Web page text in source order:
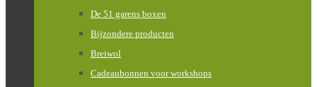
De 51 garens boxen
Bijzondere producten
Breiwol
Cadeaubonnen voor workshops